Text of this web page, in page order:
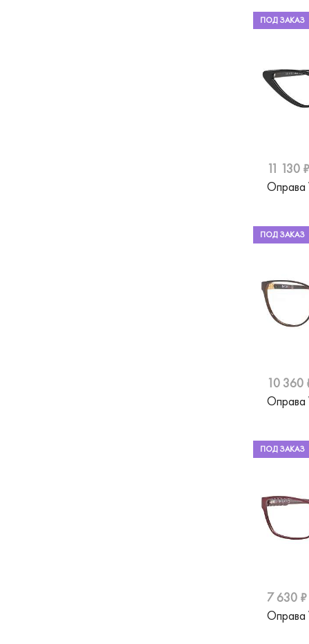
ПОД ЗАКАЗ
11 130 ₽
Оправа
ПОД ЗАКАЗ
10 360
Оправа
ПОД ЗАКАЗ
7 630 ₽
Оправа